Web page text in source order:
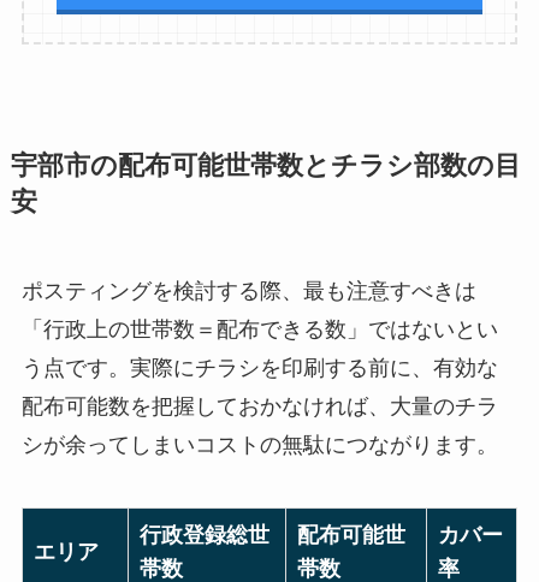
宇部市の配布可能世帯数とチラシ部数の目
安
ポスティングを検討する際、最も注意すべきは
「行政上の世帯数＝配布できる数」ではないとい
う点です。実際にチラシを印刷する前に、有効な
配布可能数を把握しておかなければ、大量のチラ
シが余ってしまいコストの無駄につながります。
エリア
行政登録総世
帯数
配布可能世
帯数
カバー
率